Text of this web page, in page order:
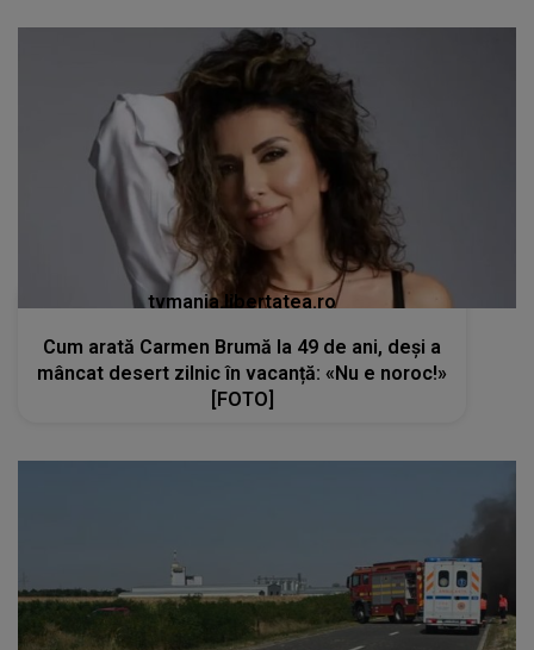
tvmania.libertatea.ro
Cum arată Carmen Brumă la 49 de ani, deși a
mâncat desert zilnic în vacanță: «Nu e noroc!»
[FOTO]